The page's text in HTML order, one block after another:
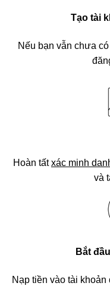
Tạo tài
Nếu bạn vẫn chưa
Hoàn tấtxác minh
và
Bắt
Nạp tiền vào tài